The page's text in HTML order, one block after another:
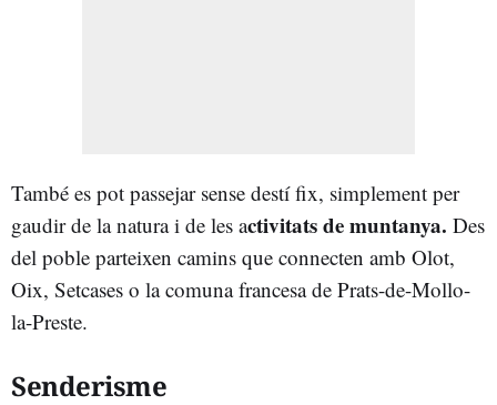
També es pot passejar sense destí fix, simplement per
gaudir de la natura i de les activitats de muntanya. Des
del poble parteixen camins que connecten amb Olot,
Oix, Setcases o la comuna francesa de Prats-de-Mollo-
la-Preste.
Senderisme